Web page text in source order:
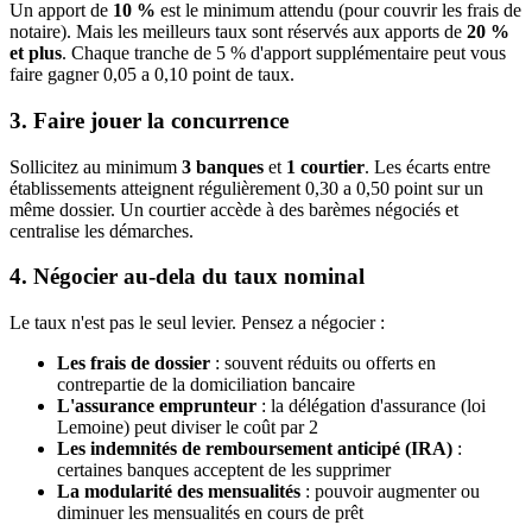
Un apport de 10 % est le minimum attendu (pour couvrir les frais de
notaire). Mais les meilleurs taux sont réservés aux apports de 20 %
et plus. Chaque tranche de 5 % d'apport supplémentaire peut vous
faire gagner 0,05 a 0,10 point de taux.
3. Faire jouer la concurrence
Sollicitez au minimum 3 banques et 1 courtier. Les écarts entre
établissements atteignent régulièrement 0,30 a 0,50 point sur un
même dossier. Un courtier accède à des barèmes négociés et
centralise les démarches.
4. Négocier au-dela du taux nominal
Le taux n'est pas le seul levier. Pensez a négocier :
Les frais de dossier : souvent réduits ou offerts en
contrepartie de la domiciliation bancaire
L'assurance emprunteur : la délégation d'assurance (loi
Lemoine) peut diviser le coût par 2
Les indemnités de remboursement anticipé (IRA) :
certaines banques acceptent de les supprimer
La modularité des mensualités : pouvoir augmenter ou
diminuer les mensualités en cours de prêt